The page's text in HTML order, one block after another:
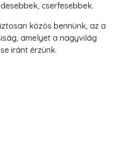
cserfesebbek.
közös bennünk, az a
amelyet a nagyvilág
iránt érzünk.